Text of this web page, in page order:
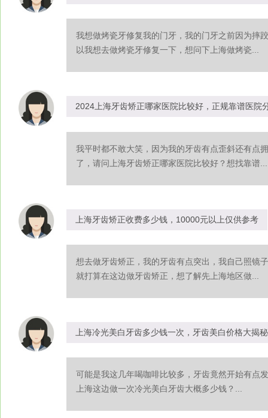
我想做烤瓷牙修复我的门牙，我的门牙之前因为摔
以我想去做烤瓷牙修复一下，想问下上海做烤瓷...
2024上海牙齿矫正哪家医院比较好，正规靠谱医院
我平时都不敢大笑，因为我的牙齿有点歪斜还有点
了，请问上海牙齿矫正哪家医院比较好？想找靠谱...
上海牙齿矫正收费多少钱，10000元以上仅供参考
想去做牙齿矫正，我的牙齿有点突出，我自己照镜
就打算在这边做牙齿矫正，想了解先上海地区做...
上海冷光美白牙齿多少钱一次，牙齿美白价格大揭秘
可能是我这几年喝咖啡比较多，牙齿竟然开始有点
上海这边做一次冷光美白牙齿大概多少钱？...